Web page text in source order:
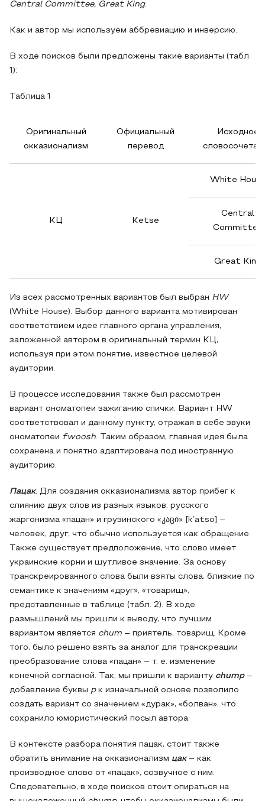
Central Committee, Great King.
Как и автор мы используем аббревиацию и инверсию.
В ходе поисков были предложены такие варианты (табл.
1):
Таблица 1
Оригинальный
окказионализм
Официальный
перевод
Исходное
КЦ Ketse
White
Central
Committee
Great King
Из всех рассмотренных вариантов был выбран HW
(White House). Выбор данного варианта мотивирован
соответствием идее главного органа управления,
заложенной автором в оригинальный термин КЦ,
используя при этом понятие, известное целевой
аудитории.
В процессе исследования также был рассмотрен
вариант ономатопеи зажиганию спички. Вариант HW
соответствовал и данному пункту, отражая в себе звуки
ономатопеи fwoosh. Таким образом, главная идея была
сохранена и понятно адаптирована под иностранную
аудиторию.
Пацак. Для создания окказионализма автор прибег к
слиянию двух слов из разных языков: русского
жаргонизма «пацан» и грузинского «კაცი» [k’atso] –
человек, друг; что обычно используется как обращение.
Также существует предположение, что слово имеет
украинские корни и шутливое значение. За основу
транскреированного слова были взяты слова, близкие по
семантике к значениям «друг», «товарищ»,
представленные в таблице (табл. 2). В ходе
размышлений мы пришли к выводу, что лучшим
вариантом является chum – приятель, товарищ. Кроме
того, было решено взять за аналог для транскреации
преобразование слова «пацан» – т. е. изменение
конечной согласной. Так, мы пришли к варианту chump–
добавление буквы pк изначальной основе позволило
создать вариант со значением «дурак», «болван», что
сохранило юмористический посыл автора.
В контексте разбора понятия пацак, стоит также
обратить внимание на окказионализм цак – как
производное слово от «пацак», созвучное с ним.
Следовательно, в ходе поисков стоит опираться на